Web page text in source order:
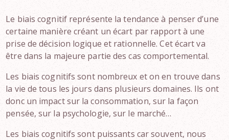
Le biais cognitif représente la tendance à penser d’une
certaine manière créant un écart par rapport à une
prise de décision logique et rationnelle. Cet écart va
être dans la majeure partie des cas comportemental.
Les biais cognitifs sont nombreux et on en trouve dans
la vie de tous les jours dans plusieurs domaines. Ils ont
donc un impact sur la consommation, sur la façon
pensée, sur la psychologie, sur le marché…
Les biais cognitifs sont puissants car souvent, nous